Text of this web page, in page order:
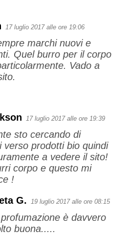
17 luglio 2017 alle ore 19:06
marchi nuovi e
Quel burro per il corpo
Vado a
17 luglio 2017 alle ore 19:39
sto cercando di
verso prodotti bio quindi
a vedere il sito!
corpo e questo mi
!
G. 19 luglio 2017 alle ore 08:15
è davvero
buona.....